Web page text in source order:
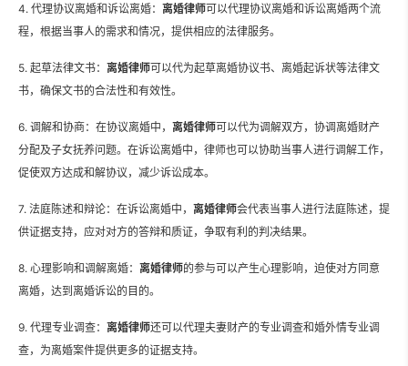
4. 代理协议离婚和诉讼离婚： 离婚律师可以代理协议离婚和诉讼离婚两个流
程，根据当事人的需求和情况，提供相应的法律服务。
5. 起草法律文书： 离婚律师可以代为起草离婚协议书、离婚起诉状等法律文
书，确保文书的合法性和有效性。
6. 调解和协商：在协议离婚中， 离婚律师可以代为调解双方，协调离婚财产
分配及子女抚养问题。在诉讼离婚中，律师也可以协助当事人进行调解工作，
促使双方达成和解协议，减少诉讼成本。
7. 法庭陈述和辩论：在诉讼离婚中， 离婚律师会代表当事人进行法庭陈述，提
供证据支持，应对对方的答辩和质证，争取有利的判决结果。
8. 心理影响和调解离婚： 离婚律师的参与可以产生心理影响，迫使对方同意
离婚，达到离婚诉讼的目的。
9. 代理专业调查： 离婚律师还可以代理夫妻财产的专业调查和婚外情专业调
查，为离婚案件提供更多的证据支持。